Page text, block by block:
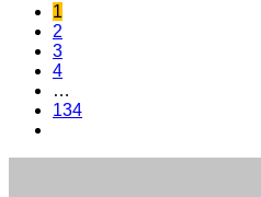
1
2
3
4
…
134